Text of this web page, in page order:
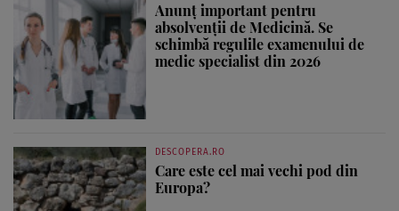
Anunț important pentru
absolvenții de Medicină. Se
schimbă regulile examenului de
medic specialist din 2026
DESCOPERA.RO
Care este cel mai vechi pod din
Europa?